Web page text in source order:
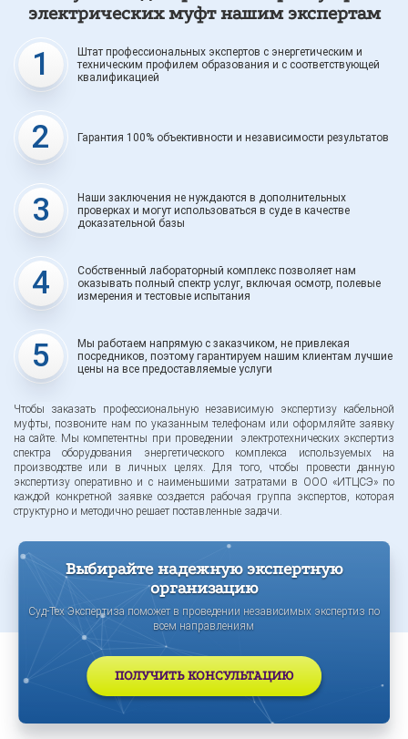
электрических муфт нашим экспертам
1
Штат профессиональных экспертов с энергетическим и
техническим профилем образования и с соответствующей
квалификацией
2 Гарантия 100% объективности и независимости результатов
3
Наши заключения не нуждаются в дополнительных
проверках и могут использоваться в суде в качестве
доказательной базы
4
Собственный лабораторный комплекс позволяет нам
оказывать полный спектр услуг, включая осмотр, полевые
измерения и тестовые испытания
5
Мы работаем напрямую с заказчиком, не привлекая
посредников, поэтому гарантируем нашим клиентам лучшие
цены на все предоставляемые услуги
Чтобы заказать профессиональную независимую экспертизу кабельной
муфты, позвоните нам по указанным телефонам или оформляйте заявку
на сайте. Мы компетентны при проведении электротехнических экспертиз
спектра оборудования энергетического комплекса используемых на
производстве или в личных целях. Для того, чтобы провести данную
экспертизу оперативно и с наименьшими затратами в ООО «ИТЦСЭ» по
каждой конкретной заявке создается рабочая группа экспертов, которая
структурно и методично решает поставленные задачи.
Выбирайте надежную экспертную
организацию
Суд-Тех Экспертиза поможет в проведении независимых экспертиз по
всем направлениям
ПОЛУЧИТЬ КОНСУЛЬТАЦИЮ